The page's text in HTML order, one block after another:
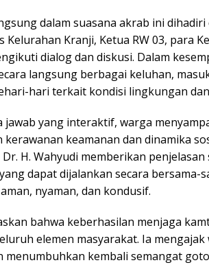
dalam suasana akrab ini
Kelurahan Kranji, Ketua RW 03, para
dialog dan diskusi. Dalam
langsung berbagai keluhan,
hari terkait kondisi lingkungan
jawab yang interaktif, warga
keamanan dan dinamika
H. Wahyudi memberikan
dapat dijalankan secara bersama-
nyaman, dan kondusif.
bahwa keberhasilan menjaga
elemen masyarakat. Ia
menumbuhkan kembali semangat